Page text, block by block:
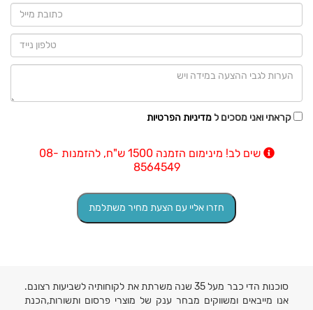
קראתי ואני מסכים למדיניות הפרטיות
שים לב! מינימום הזמנה 1500 ש"ח, להזמנות 08-
8564549
סוכנות הדי כבר מעל 35 שנה משרתת את לקוחותיה לשביעות רצונם.
אנו מייבאים ומשווקים מבחר ענק של מוצרי פרסום ותשורות,הכנת